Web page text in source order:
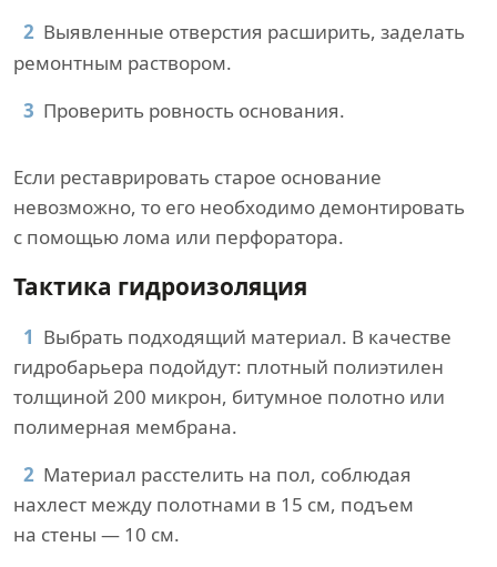
Выявленные отверстия расширить, заделать
ремонтным раствором.
Проверить ровность основания.
Если реставрировать старое основание
невозможно, то его необходимо демонтировать
с помощью лома или перфоратора.
Тактика гидроизоляция
Выбрать подходящий материал. В качестве
гидробарьера подойдут: плотный полиэтилен
толщиной 200 микрон, битумное полотно или
полимерная мембрана.
Материал расстелить на пол, соблюдая
нахлест между полотнами в 15 см, подъем
на стены — 10 см.